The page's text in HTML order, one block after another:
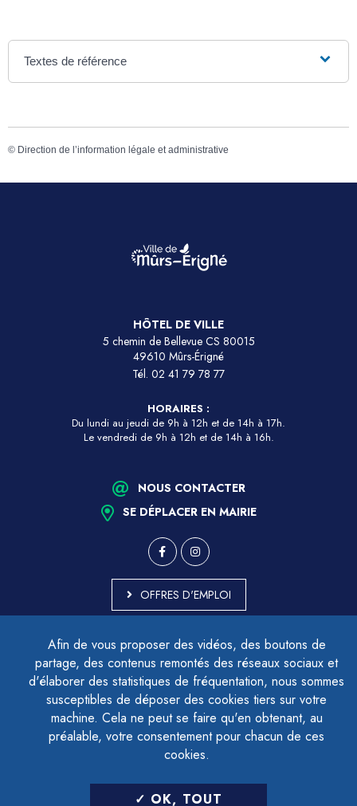
Afin de vous proposer des vidéos, des boutons de
partage, des contenus remontés des réseaux sociaux et
d'élaborer des statistiques de fréquentation, nous sommes
susceptibles de déposer des cookies tiers sur votre
machine. Cela ne peut se faire qu'en obtenant, au
préalable, votre consentement pour chacun de ces
cookies.
OK, TOUT
Textes de référence
© Direction de l’information légale et administrative
HÔTEL DE VILLE
5 chemin de Bellevue CS 80015
49610 Mûrs-Érigné
Tél. 02 41 79 78 77
HORAIRES :
Du lundi au jeudi de 9h à 12h et de 14h à 17h.
Le vendredi de 9h à 12h et de 14h à 16h.
NOUS CONTACTER
SE DÉPLACER EN MAIRIE
OFFRES D'EMPLOI
ACCESSIBILITÉ - PARTIELLEMENT CONFORME
PLAN DU SITE
MENTIONS LÉGALES
CONTACTER LE DÉLÉGUÉ À LA PROTECTION DES DONNÉES
GESTION DES COOKIES
LETTRE D'INFORMATION